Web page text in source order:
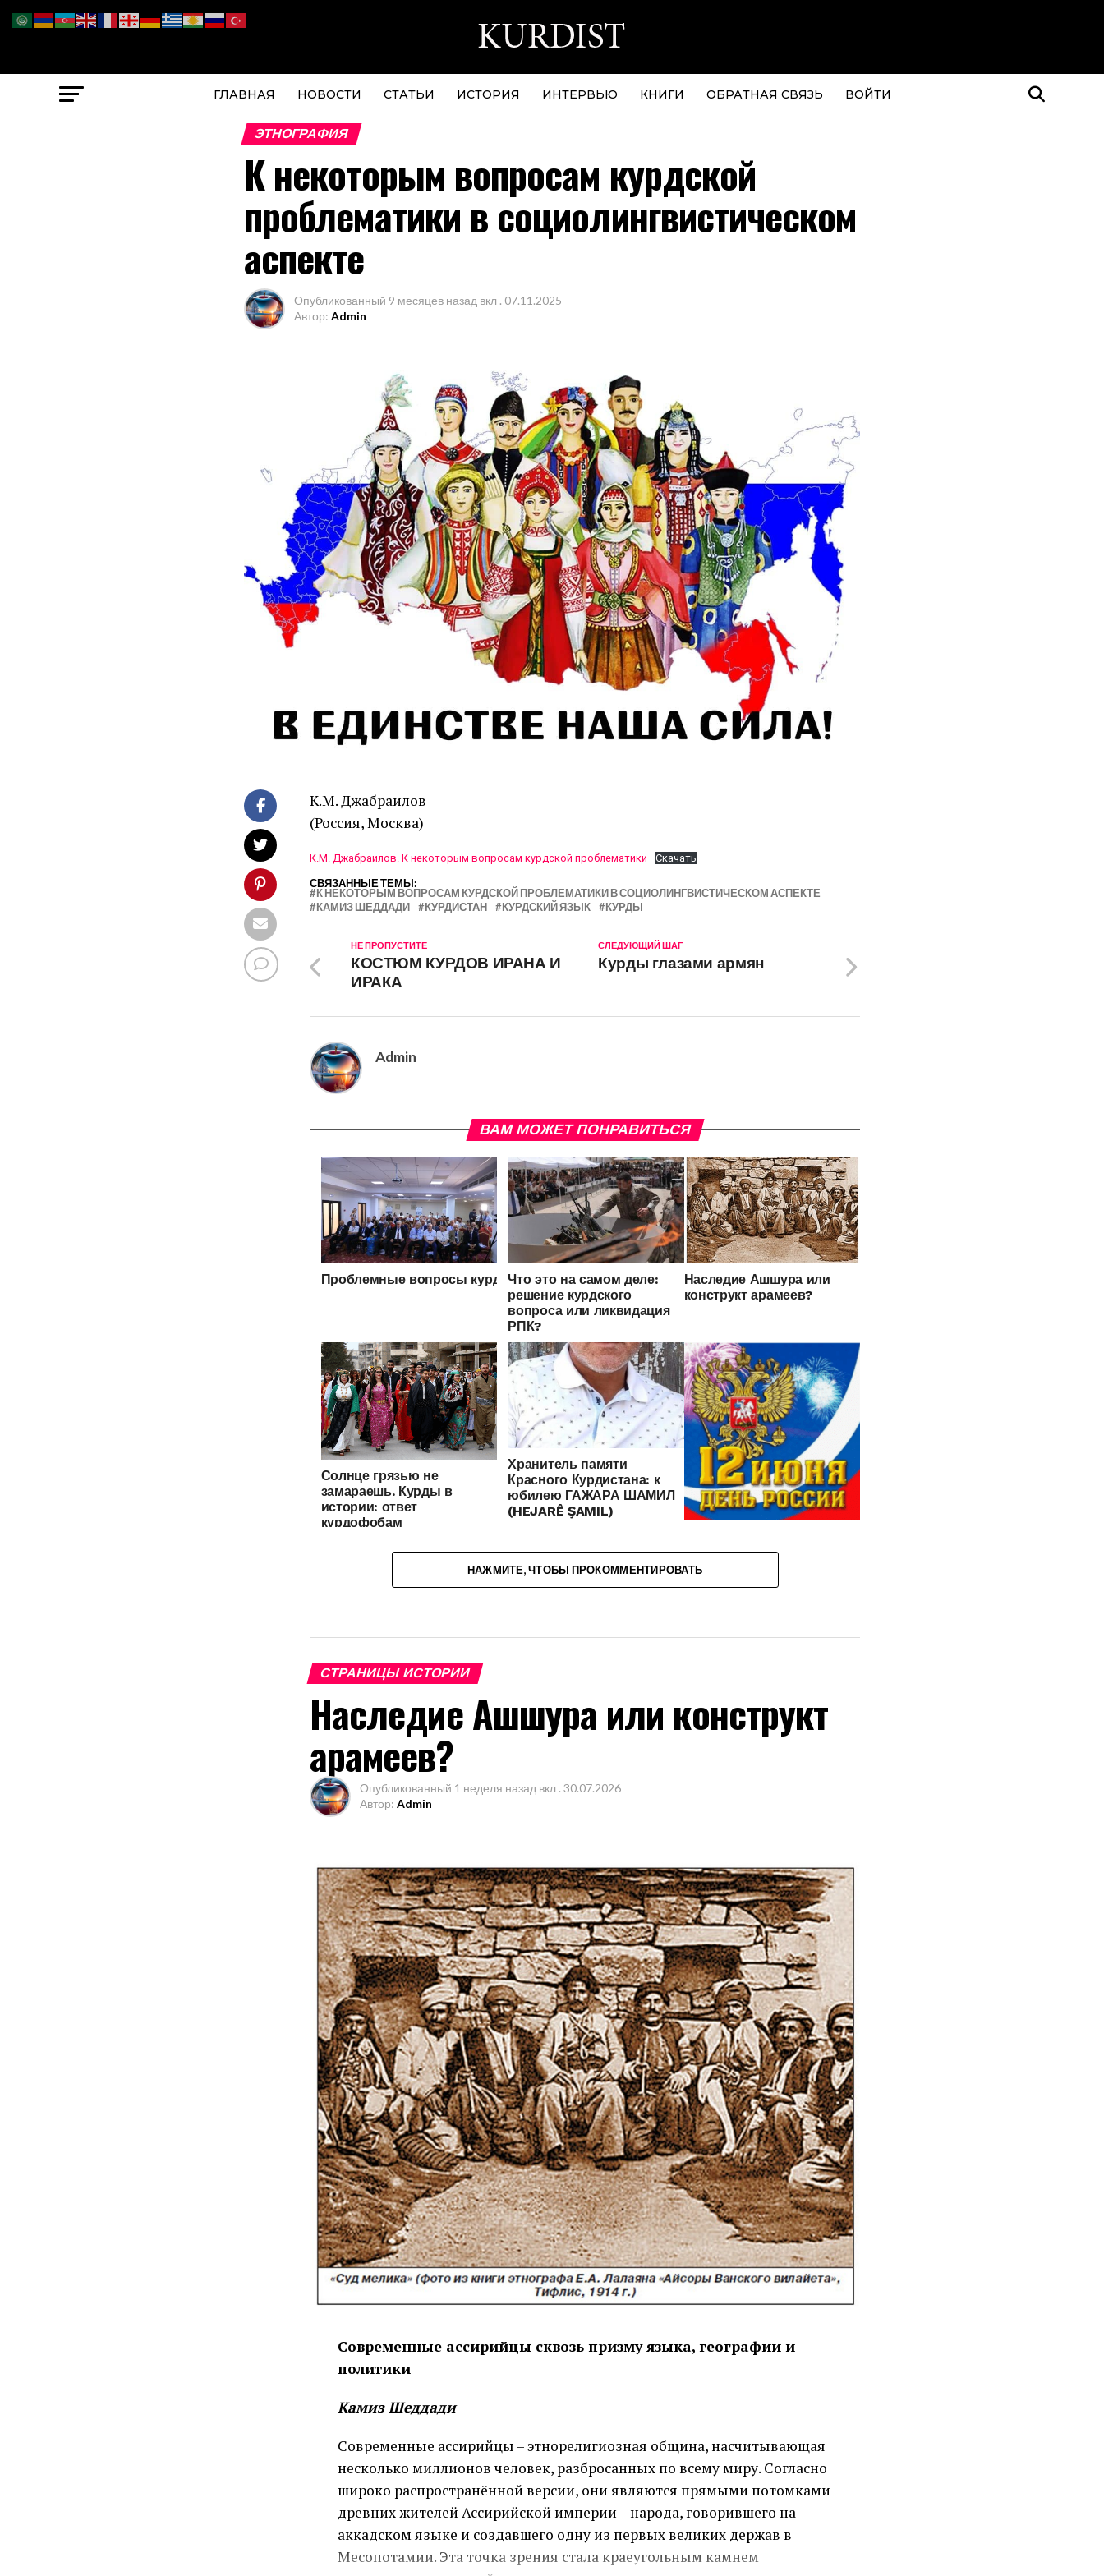
ГЛАВНАЯ НОВОСТИ СТАТЬИ ИСТОРИЯ ИНТЕРВЬЮ КНИГИ ОБРАТНАЯ СВЯЗЬ ВОЙТИ
ЭТНОГРАФИЯ
К некоторым вопросам курдской
проблематики в социолингвистическом
аспекте
Опубликованный 9 месяцев назад вкл . 07.11.2025
Автор: Admin
К.М. Джабраилов
(Россия, Москва)
К.М. Джабраилов. К некоторым вопросам курдской проблематики Скачать
СВЯЗАННЫЕ ТЕМЫ:
К НЕКОТОРЫМ ВОПРОСАМ КУРДСКОЙ ПРОБЛЕМАТИКИ В СОЦИОЛИНГВИСТИЧЕСКОМ АСПЕКТЕ
КАМИЗ ШЕДДАДИ
КУРДИСТАН КУРДСКИЙ ЯЗЫК КУРДЫ
СЛЕДУЮЩИЙ ШАГ
Курды глазами армян
НЕ ПРОПУСТИТЕ
КОСТЮМ КУРДОВ ИРАНА И
ИРАКА
Admin
ВАМ МОЖЕТ ПОНРАВИТЬСЯ
Проблемные вопросы курдской историографии и этнографии
Что это на самом деле:
решение курдского
вопроса или ликвидация
РПК?
Наследие Ашшура или
конструкт арамеев?
Солнце грязью не
замараешь. Курды в
истории: ответ
курдофобам
Хранитель памяти
Красного Курдистана: к
юбилею ГАЖАРА ШАМИЛ
(HEJARÊ ŞAMIL)
НАЖМИТЕ, ЧТОБЫ ПРОКОММЕНТИРОВАТЬ
СТРАНИЦЫ ИСТОРИИ
Наследие Ашшура или конструкт
арамеев?
Опубликованный 1 неделя назад вкл . 30.07.2026
Автор: Admin
Современные ассирийцы сквозь призму языка, географии и
политики
Камиз Шеддади
Современные ассирийцы – этнорелигиозная община, насчитывающая
несколько миллионов человек, разбросанных по всему миру. Согласно
широко распространённой версии, они являются прямыми потомками
древних жителей Ассирийской империи – народа, говорившего на
аккадском языке и создавшего одну из первых великих держав в
Месопотамии. Эта точка зрения стала краеугольным камнем